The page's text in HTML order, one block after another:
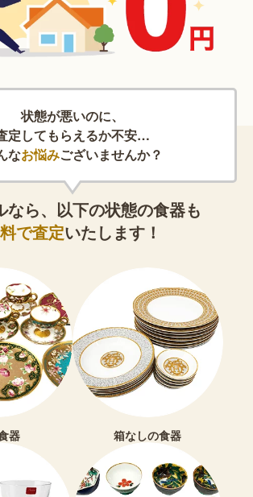
状態が悪いのに、
定してもらえるか不安…
なお悩みございませんか？
なら、以下の状態の食器も
で査定いたします！
器 箱なしの食器